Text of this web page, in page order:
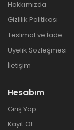
Hakkımızda
Gizlilik Politikası
Teslimat ve İade
Üyelik Sözleşmesi
İletişim
Hesabım
Giriş Yap
Kayıt Ol